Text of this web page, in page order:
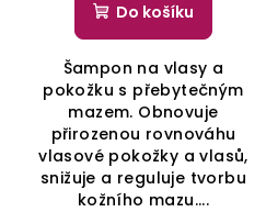
Do košíku
Šampon na vlasy a
pokožku s přebytečným
mazem. Obnovuje
přirozenou rovnováhu
vlasové pokožky a vlasů,
snižuje a reguluje tvorbu
kožního mazu....